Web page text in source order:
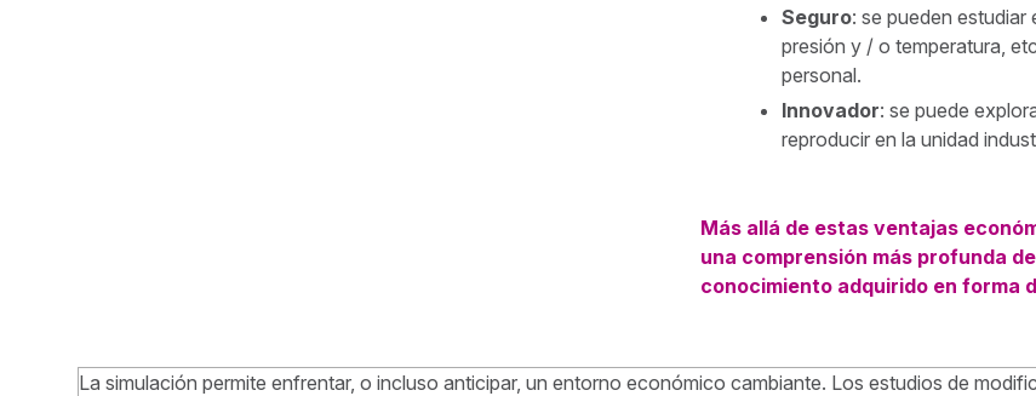
Seguro: se pueden
presión y / o temperatura,
personal.
Innovador: se puede
reproducir en la unidad
Más allá de estas ventajas
una comprensión más profunda
conocimiento adquirido en forma
La simulación permite enfrentar, o incluso anticipar, un entorno económico cambiante. Los estudios de